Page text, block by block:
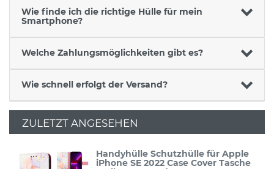
Wie finde ich die richtige Hülle für mein
Smartphone?
Welche Zahlungsmöglichkeiten gibt es?
Wie schnell erfolgt der Versand?
ZULETZT ANGESEHEN
Handyhülle Schutzhülle für Apple
iPhone SE 2022 Case Cover Tasche